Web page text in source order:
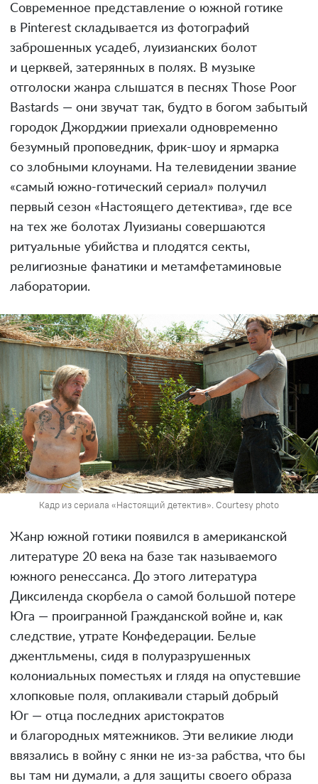
Современное представление о южной готике
в Pinterest складывается из фотографий
заброшенных усадеб, луизианских болот
и церквей, затерянных в полях. В музыке
отголоски жанра слышатся в песнях Those Poor
Bastards — они звучат так, будто в богом забытый
городок Джорджии приехали одновременно
безумный проповедник, фрик-шоу и ярмарка
со злобными клоунами. На телевидении звание
«самый южно-готический сериал» получил
первый сезон «Настоящего детектива», где все
на тех же болотах Луизианы совершаются
ритуальные убийства и плодятся секты,
религиозные фанатики и метамфетаминовые
лаборатории.
Кадр из сериала «Настоящий детектив». Courtesy photo
Жанр южной готики появился в американской
литературе 20 века на базе так называемого
южного ренессанса. До этого литература
Диксиленда скорбела о самой большой потере
Юга — проигранной Гражданской войне и, как
следствие, утрате Конфедерации. Белые
джентльмены, сидя в полуразрушенных
колониальных поместьях и глядя на опустевшие
хлопковые поля, оплакивали старый добрый
Юг — отца последних аристократов
и благородных мятежников. Эти великие люди
ввязались в войну с янки не из-за рабства, что бы
вы там ни думали, а для защиты своего образа